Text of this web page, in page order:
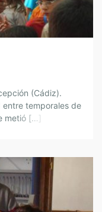
(Cádiz).
entre temporales de
metió […]